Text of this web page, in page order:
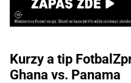
Kurzy a tip
Ghana vs. Panama